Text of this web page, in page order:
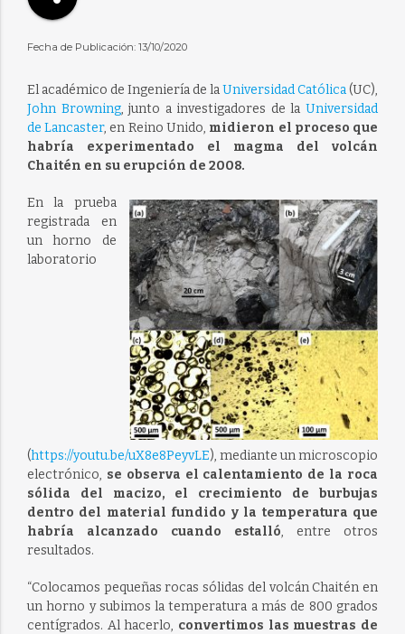
Fecha de Publicación: 13/10/2020
El académico de Ingeniería de laUniversidad Católica(UC),
John Browning, junto a investigadores de laUniversidad
de Lancaster, en Reino Unido, midieron el proceso que
habría experimentado el magma del volcán
Chaitén en su erupción de 2008.
En la prueba
registrada en
un horno de
laboratorio
(https://youtu.be/uX8e8PeyvLE), mediante un microscopio
electrónico, se observa el calentamiento de la roca
sólida del macizo, el crecimiento de burbujas
dentro del material fundido y la temperatura que
habría alcanzado cuando estalló, entre otros
resultados.
“Colocamos pequeñas rocas sólidas del volcán Chaitén en
un horno y subimos la temperatura a más de 800 grados
centígrados. Al hacerlo, convertimos las muestras de